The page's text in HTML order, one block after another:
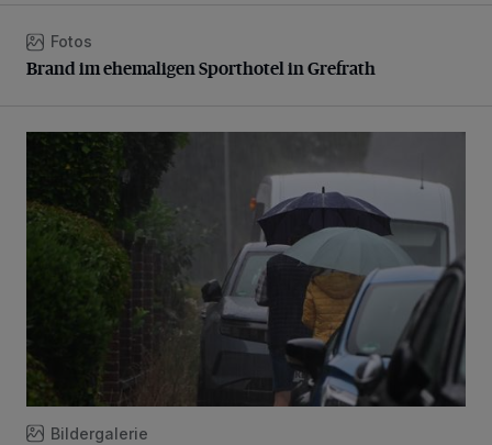
Brand im ehemaligen Sporthotel in Grefrath
Fotos
Brand im ehemaligen Sporthotel in Grefrath
Endlich Regen...
Bildergalerie